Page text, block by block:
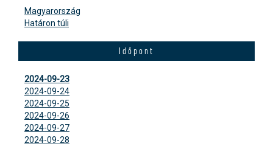
Magyarország
Határon túli
Időpont
2024-09-23
2024-09-24
2024-09-25
2024-09-26
2024-09-27
2024-09-28